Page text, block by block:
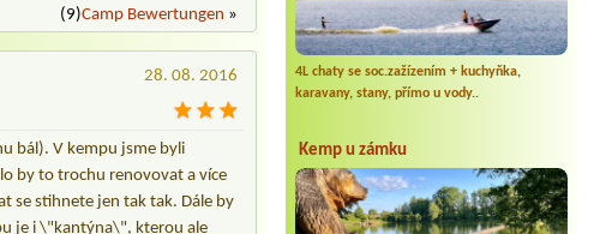
4L chaty se soc.zažízením + kuchyňka,
karavany, stany, přímo u vody..
Kemp u zámku
(9)Camp Bewertungen »
28. 08. 2016
bál). V kempu jsme byli
by to trochu renovovat a více
se stihnete jen tak tak. Dále by
je i \"kantýna\", kterou ale